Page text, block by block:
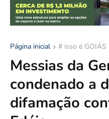
Página inicial # isso é GOIÁS
Messias da
condenado a
difamação